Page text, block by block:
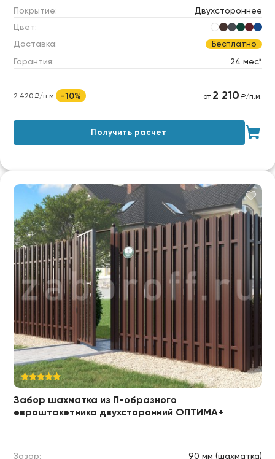
Покрытие:
Двухстороннее
Цвет:
Доставка:
Бесплатно
Гарантия: 24 мес*
2 420 ₽/п.м. -10% от 2 210 ₽/п.м.
Получить расчет
Забор шахматка из П-образного
евроштакетника двухсторонний ОПТИМА+
Зазор: 90 мм (шахматка)